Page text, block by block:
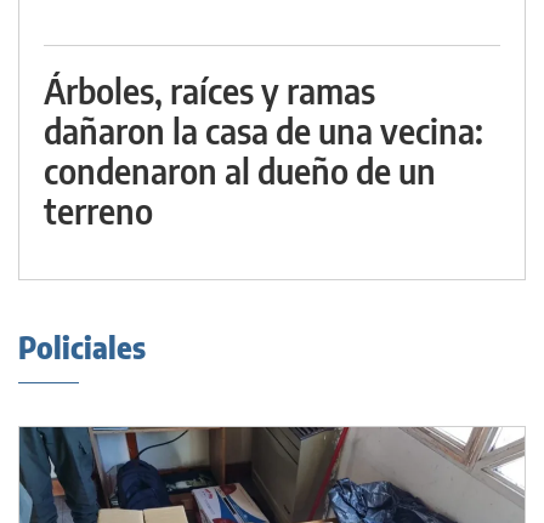
Árboles, raíces y ramas
dañaron la casa de una vecina:
condenaron al dueño de un
terreno
Policiales